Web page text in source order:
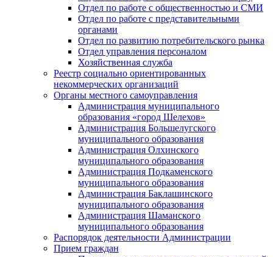
Отдел по работе с общественностью и СМИ
Отдел по работе с представительными
органами
Отдел по развитию потребительского рынка
Отдел управления персоналом
Хозяйственная служба
Реестр социально ориентированных
некоммерческих организаций
Органы местного самоуправления
Администрация муниципального
образования «город Шелехов»
Администрация Большелугского
муниципального образования
Администрация Олхинского
муниципального образования
Администрация Подкаменского
муниципального образования
Администрация Баклашинского
муниципального образования
Администрация Шаманского
муниципального образования
Распорядок деятельности Администрации
Прием граждан